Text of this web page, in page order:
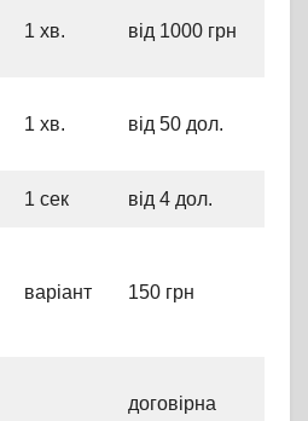
1 хв. від 1000 грн
1 хв. від 50 дол.
1 сек від 4 дол.
варіант 150 грн
договірна